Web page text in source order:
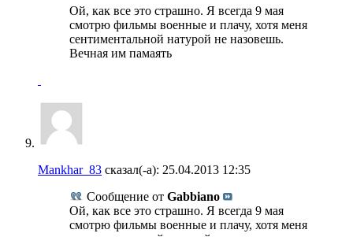
Ой, как все это страшно. Я всегда 9 мая
смотрю фильмы военные и плачу, хотя меня
сентиментальной натурой не назовешь.
Вечная им памаять
Mankhar_83 сказал(-а): 25.04.2013 12:35
Сообщение от Gabbiano
Ой, как все это страшно. Я всегда 9 мая
смотрю фильмы военные и плачу, хотя меня